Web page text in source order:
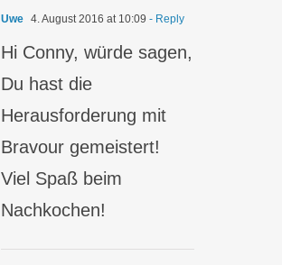
Uwe 4. August 2016 at 10:09 - Reply
Hi Conny, würde sagen,
Du hast die
Herausforderung mit
Bravour gemeistert!
Viel Spaß beim
Nachkochen!